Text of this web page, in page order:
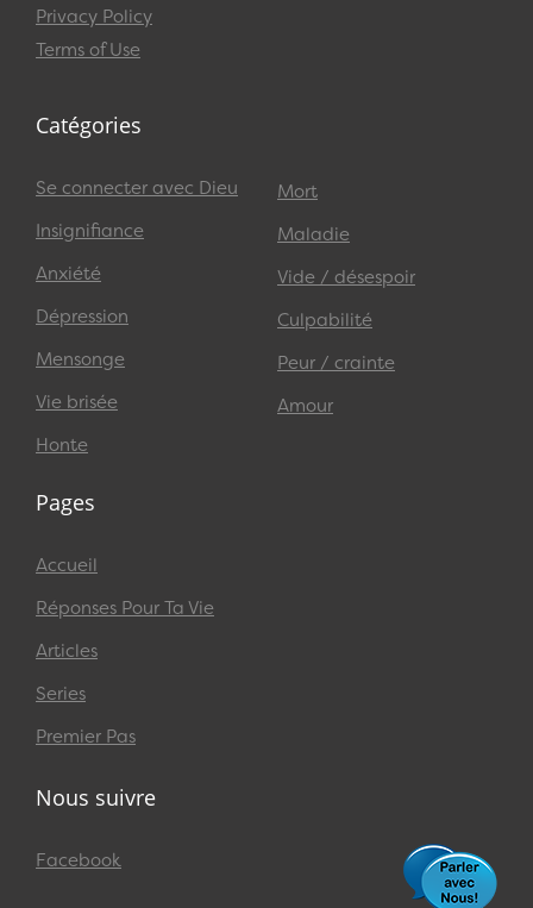
Privacy Policy
Terms of Use
Catégories
Se connecter avec Dieu
Insignifiance
Anxiété
Dépression
Mensonge
Vie brisée
Honte
Mort
Maladie
Vide / désespoir
Culpabilité
Peur / crainte
Amour
Pages
Accueil
Réponses Pour Ta Vie
Articles
Series
Premier Pas
Nous suivre
Facebook